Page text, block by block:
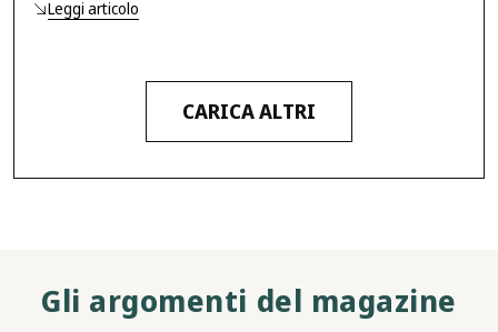
Leggi articolo
CARICA ALTRI
Gli argomenti del magazine